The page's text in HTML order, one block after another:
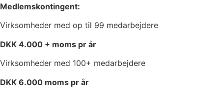
Medlemskontingent:
Virksomheder med op til 99 medarbejdere
DKK 4.000 + moms pr år
Virksomheder med 100+ medarbejdere
DKK 6.000 moms pr år